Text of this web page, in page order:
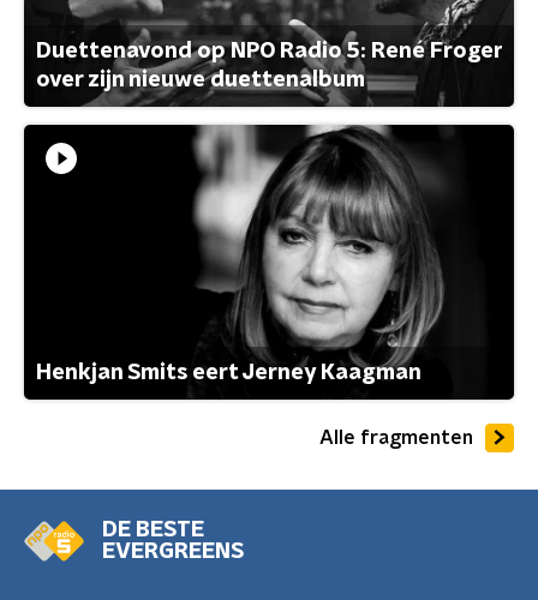
Duettenavond op NPO Radio 5: René Froger
over zijn nieuwe duettenalbum
Henkjan Smits eert Jerney Kaagman
Alle fragmenten
DE BESTE
EVERGREENS